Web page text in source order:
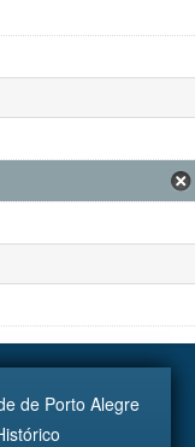
de Porto Alegre